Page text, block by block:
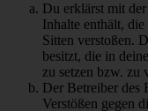
Du erklärst mit
Inhalte enthält,
Sitten verstoßen.
besitzt, die in
zu setzen bzw. zu
Der Betreiber des
Verstößen gegen